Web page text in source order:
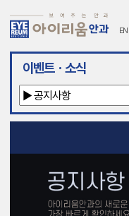
EN
이벤트ㆍ소식